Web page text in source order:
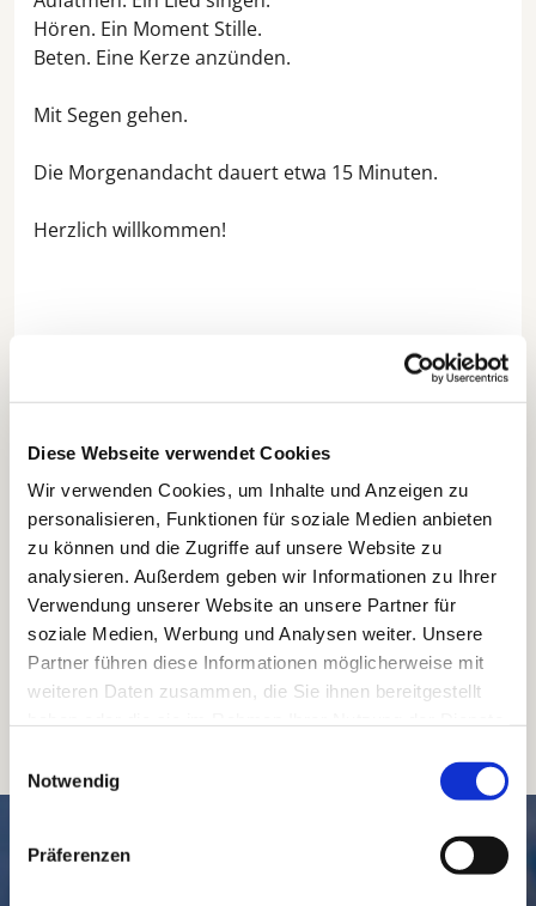
Diese Webseite verwendet Cookies
Wir verwenden Cookies, um Inhalte und Anzeigen zu
personalisieren, Funktionen für soziale Medien anbieten
zu können und die Zugriffe auf unsere Website zu
analysieren. Außerdem geben wir Informationen zu Ihrer
Verwendung unserer Website an unsere Partner für
soziale Medien, Werbung und Analysen weiter. Unsere
Partner führen diese Informationen möglicherweise mit
weiteren Daten zusammen, die Sie ihnen bereitgestellt
Notwendig
Präferenzen
Hören. Ein Moment Stille.
Beten. Eine Kerze anzünden.
Mit Segen gehen.
Die Morgenandacht dauert etwa 15 Minuten.
Herzlich willkommen!